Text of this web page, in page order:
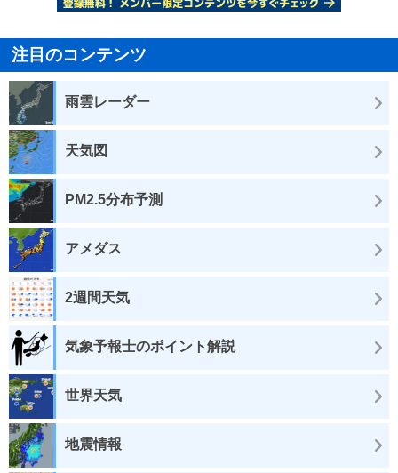
注目のコンテンツ
雨雲レーダー
天気図
PM2.5分布予測
アメダス
2週間天気
気象予報士のポイント解説
世界天気
地震情報